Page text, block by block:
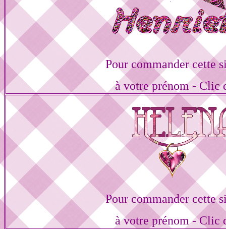
Pour commander cette
à votre prénom - Clic
Pour commander cette
à votre prénom - Clic